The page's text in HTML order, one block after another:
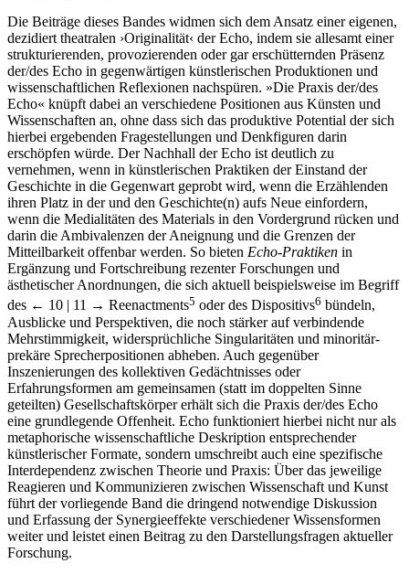
Die Beiträge dieses Bandes widmen sich dem Ansatz einer eigenen,
dezidiert theatralen ›Originalität‹ der Echo, indem sie allesamt einer
strukturierenden, provozierenden oder gar erschütternden Präsenz
der/des Echo in gegenwärtigen künstlerischen Produktionen und
wissenschaftlichen Reflexionen nachspüren. »Die Praxis der/des
Echo« knüpft dabei an verschiedene Positionen aus Künsten und
Wissenschaften an, ohne dass sich das produktive Potential der sich
hierbei ergebenden Fragestellungen und Denkfiguren darin
erschöpfen würde. Der Nachhall der Echo ist deutlich zu
vernehmen, wenn in künstlerischen Praktiken der Einstand der
Geschichte in die Gegenwart geprobt wird, wenn die Erzählenden
ihren Platz in der und den Geschichte(n) aufs Neue einfordern,
wenn die Medialitäten des Materials in den Vordergrund rücken und
darin die Ambivalenzen der Aneignung und die Grenzen der
Mitteilbarkeit offenbar werden. So bieten Echo-Praktiken in
Ergänzung und Fortschreibung rezenter Forschungen und
ästhetischer Anordnungen, die sich aktuell beispielsweise im Begriff
des ← 10 | 11 → Reenactments5 oder des Dispositivs6 bündeln,
Ausblicke und Perspektiven, die noch stärker auf verbindende
Mehrstimmigkeit, widersprüchliche Singularitäten und minoritär-
prekäre Sprecherpositionen abheben. Auch gegenüber
Inszenierungen des kollektiven Gedächtnisses oder
Erfahrungsformen am gemeinsamen (statt im doppelten Sinne
geteilten) Gesellschaftskörper erhält sich die Praxis der/des Echo
eine grundlegende Offenheit. Echo funktioniert hierbei nicht nur als
metaphorische wissenschaftliche Deskription entsprechender
künstlerischer Formate, sondern umschreibt auch eine spezifische
Interdependenz zwischen Theorie und Praxis: Über das jeweilige
Reagieren und Kommunizieren zwischen Wissenschaft und Kunst
führt der vorliegende Band die dringend notwendige Diskussion
und Erfassung der Synergieeffekte verschiedener Wissensformen
weiter und leistet einen Beitrag zu den Darstellungsfragen aktueller
Forschung.